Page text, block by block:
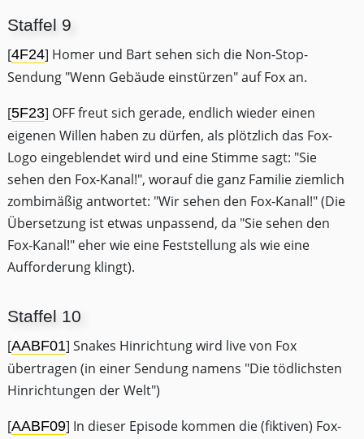
Staffel 9
[4F24] Homer und Bart sehen sich die Non-Stop-
Sendung "Wenn Gebäude einstürzen" auf Fox an.
[5F23] OFF freut sich gerade, endlich wieder einen
eigenen Willen haben zu dürfen, als plötzlich das Fox-
Logo eingeblendet wird und eine Stimme sagt: "Sie
sehen den Fox-Kanal!", worauf die ganz Familie ziemlich
zombimäßig antwortet: "Wir sehen den Fox-Kanal!" (Die
Übersetzung ist etwas unpassend, da "Sie sehen den
Fox-Kanal!" eher wie eine Feststellung als wie eine
Aufforderung klingt).
Staffel 10
[AABF01] Snakes Hinrichtung wird live von Fox
übertragen (in einer Sendung namens "Die tödlichsten
Hinrichtungen der Welt")
[AABF09] In dieser Episode kommen die (fiktiven) Fox-